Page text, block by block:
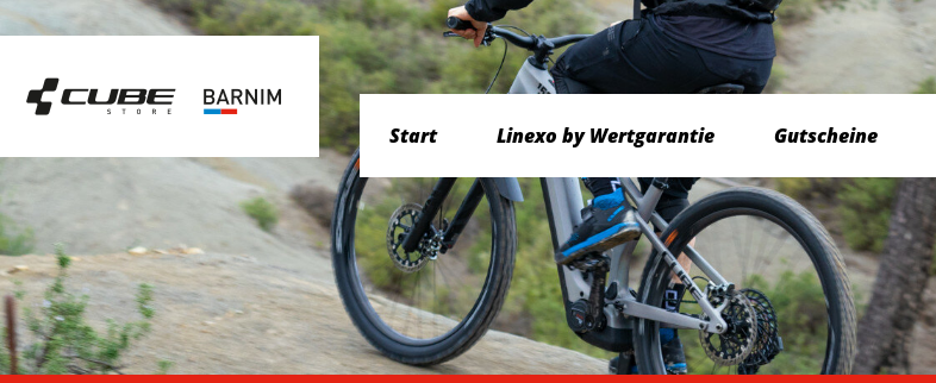
Start Linexo by Wertgarantie Gutscheine